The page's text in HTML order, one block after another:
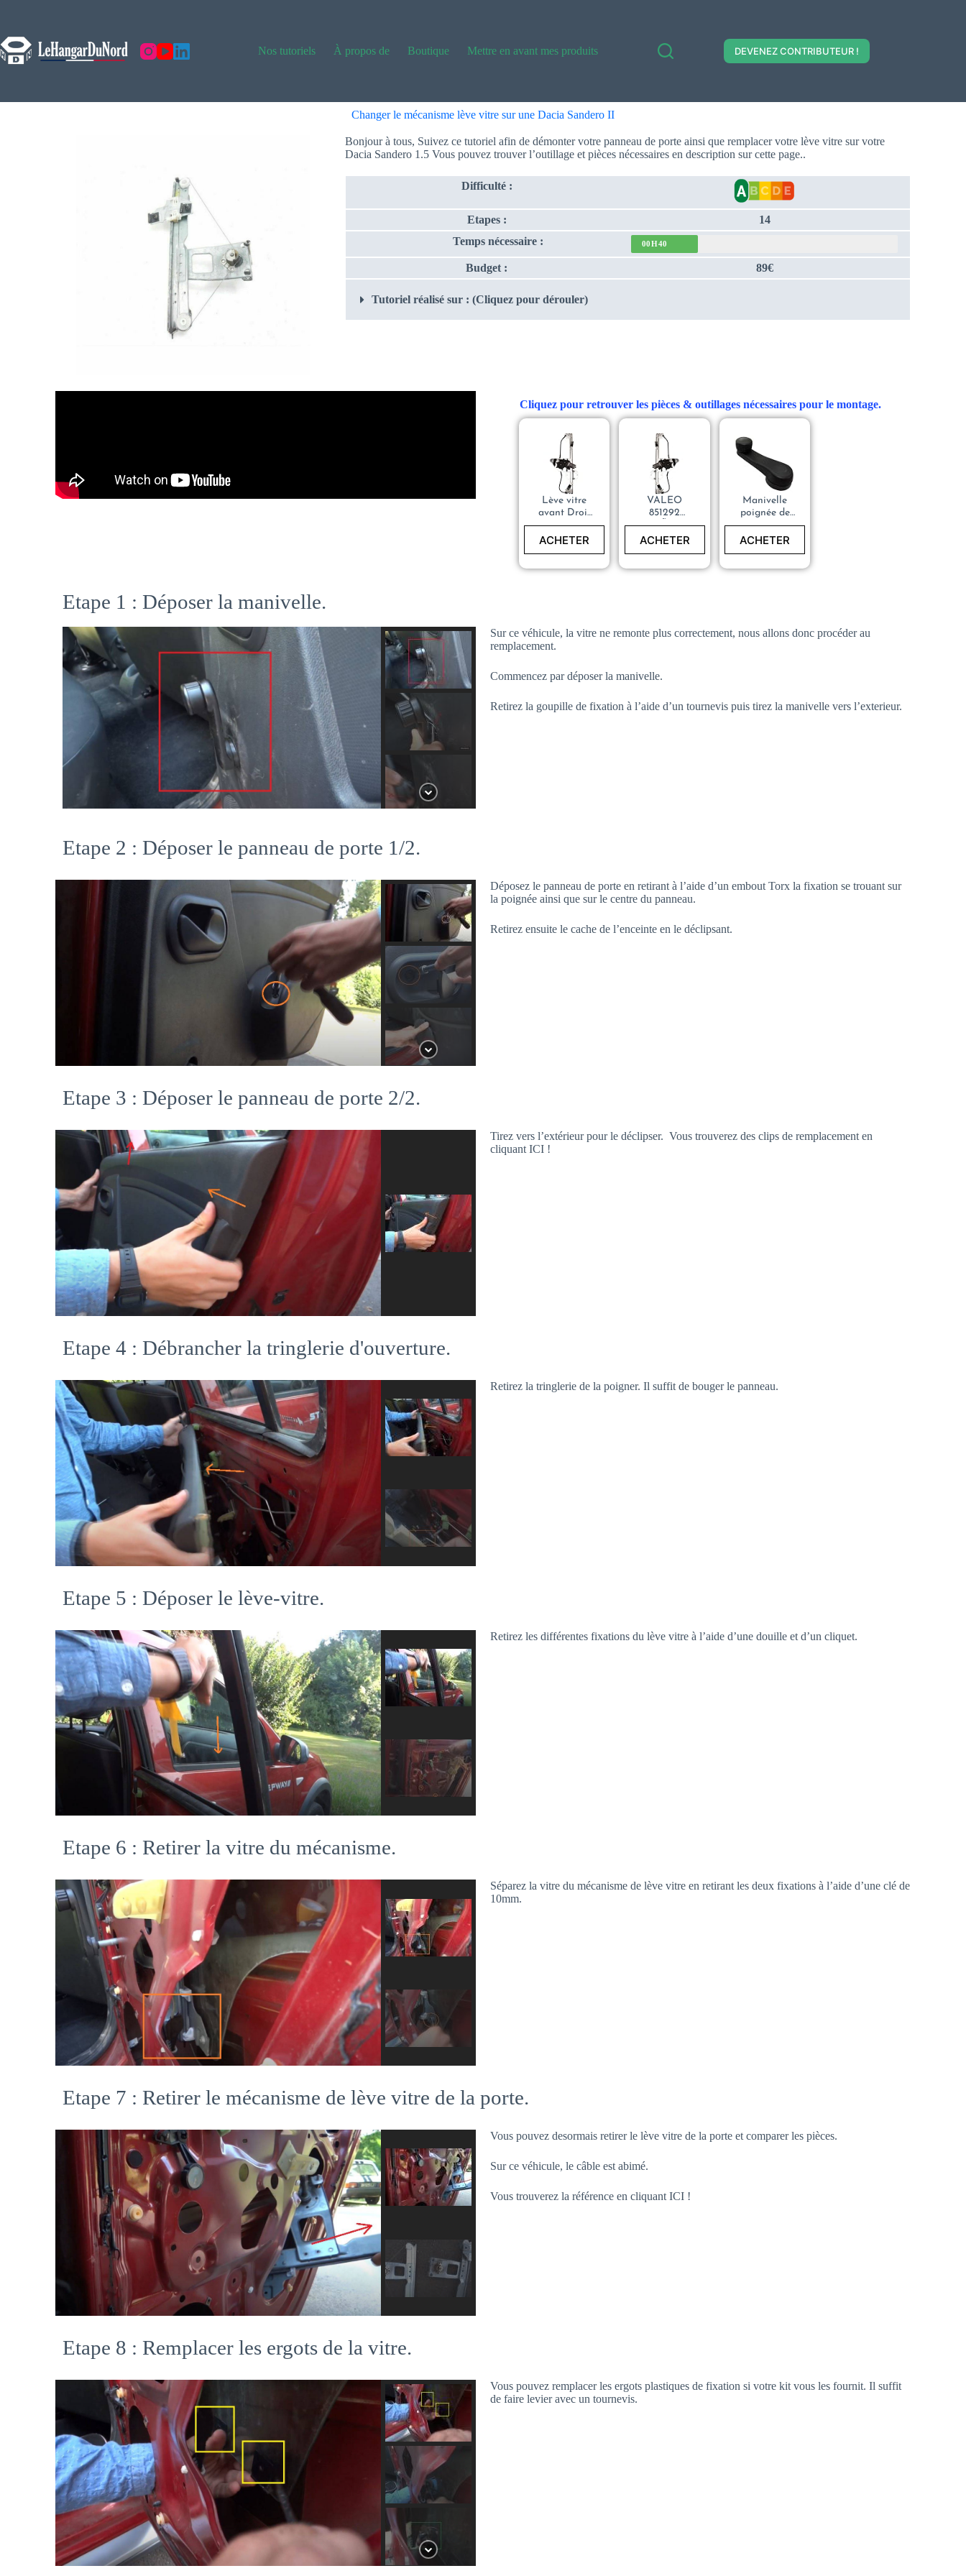
Nos tutoriels À propos de Boutique Mettre en avant mes produits DEVENEZ CONTRIBUTEUR !
Changer le mécanisme lève vitre sur une Dacia Sandero II
Bonjour à tous, Suivez ce tutoriel afin de démonter votre panneau de porte ainsi que remplacer votre lève vitre sur votre
Dacia Sandero 1.5 Vous pouvez trouver l’outillage et pièces nécessaires en description sur cette page..
Difficulté :
Etapes :
14
Temps nécessaire :
00H40
Budget : 89€
Tutoriel réalisé sur : (Cliquez pour dérouler)
Cliquez pour retrouver les pièces & outillages nécessaires pour le montage.
Lève vitre
avant Droit
électrique –
Dacia
851293
ACHETER
VALEO
851292
PoignÃ©e de
LÃ¨ve-Vitre
ACHETER
Manivelle
poignée de
vitre Dacia
Sandero II
– C40076
ACHETER
Etape 1 : Déposer la manivelle.
Sur ce véhicule, la vitre ne remonte plus correctement, nous allons donc procéder au
remplacement.
Commencez par déposer la manivelle.
Retirez la goupille de fixation à l’aide d’un tournevis puis tirez la manivelle vers l’exterieur.
Etape 2 : Déposer le panneau de porte 1/2.
Déposez le panneau de porte en retirant à l’aide d’un embout Torx la fixation se trouant sur
la poignée ainsi que sur le centre du panneau.
Retirez ensuite le cache de l’enceinte en le déclipsant.
Etape 3 : Déposer le panneau de porte 2/2.
Tirez vers l’extérieur pour le déclipser. Vous trouverez des clips de remplacement en
cliquant ICI !
Etape 4 : Débrancher la tringlerie d'ouverture.
Retirez la tringlerie de la poigner. Il suffit de bouger le panneau.
Etape 5 : Déposer le lève-vitre.
Retirez les différentes fixations du lève vitre à l’aide d’une douille et d’un cliquet.
Etape 6 : Retirer la vitre du mécanisme.
Séparez la vitre du mécanisme de lève vitre en retirant les deux fixations à l’aide d’une clé de
10mm.
Etape 7 : Retirer le mécanisme de lève vitre de la porte.
Vous pouvez desormais retirer le lève vitre de la porte et comparer les pièces.
Sur ce véhicule, le câble est abimé.
Vous trouverez la référence en cliquant ICI !
Etape 8 : Remplacer les ergots de la vitre.
Vous pouvez remplacer les ergots plastiques de fixation si votre kit vous les fournit. Il suffit
de faire levier avec un tournevis.